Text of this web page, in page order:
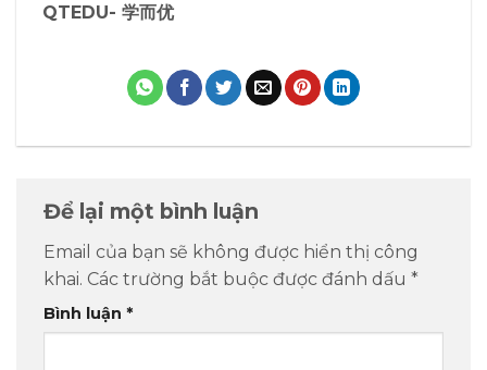
QTEDU- 学而优
Để lại một bình luận
Email của bạn sẽ không được hiển thị công
khai. Các trường bắt buộc được đánh dấu *
Bình luận *